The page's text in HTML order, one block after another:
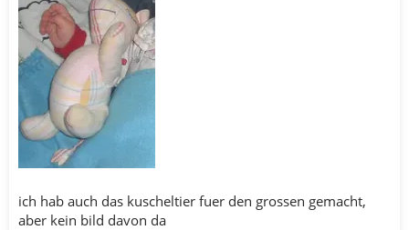
ich hab auch das kuscheltier fuer den grossen gemacht,
aber kein bild davon da